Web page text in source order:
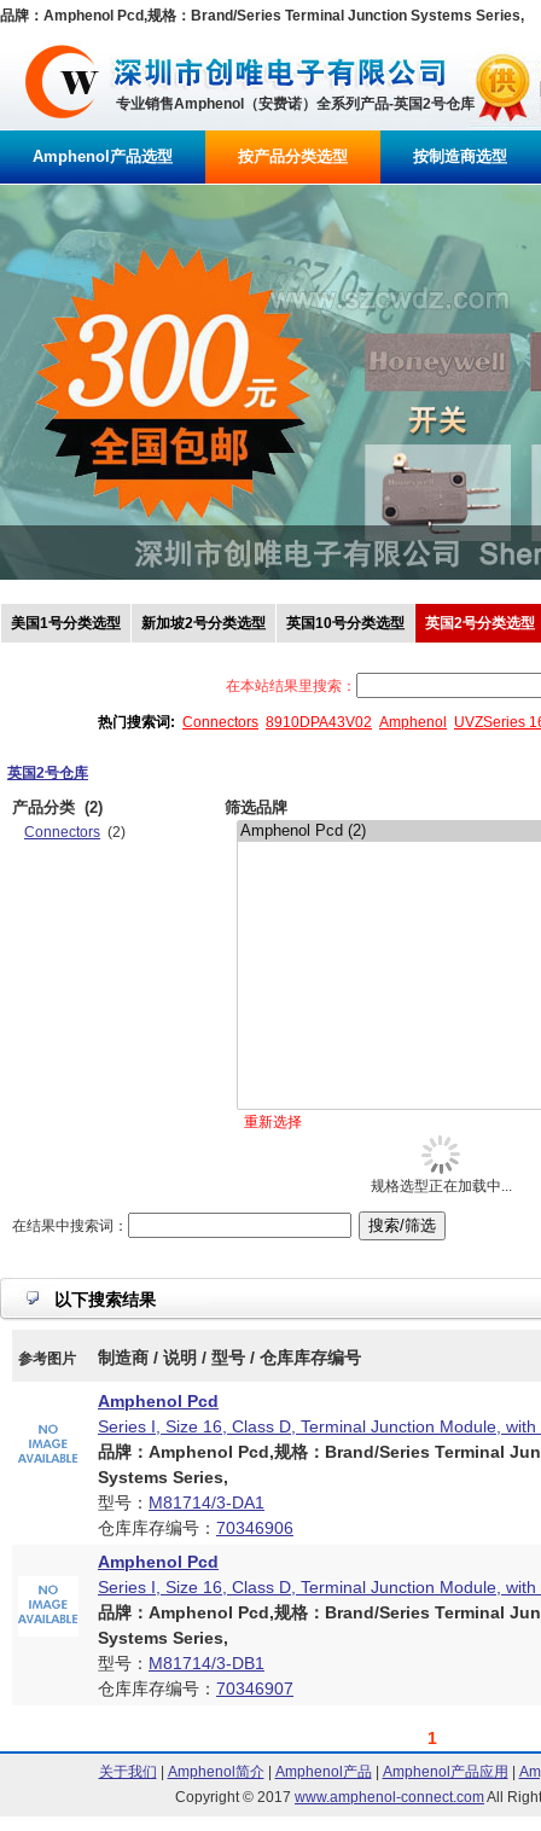
品牌：Amphenol Pcd,规格：Brand/Series Terminal Junction Systems Series,
专业销售Amphenol（安费诺）全系列产品-英国2号仓库
Amphenol产品选型 按产品分类选型 按制造商选型
美国1号分类选型 新加坡2号分类选型 英国10号分类选型 英国2号分类选型
在本站结果里搜索：
热门搜索词: Connectors 8910DPA43V02 Amphenol UVZSeries
英国2号仓库
产品分类 (2)
Connectors (2)
筛选品牌
重新选择
规格选型正在加载中...
在结果中搜索词：
以下搜索结果
参考图片 制造商 / 说明 / 型号 / 仓库库存编号
Amphenol Pcd
Series I, Size 16, Class D, Terminal Junction Module, with
品牌：Amphenol Pcd,规格：Brand/Series Terminal
Systems Series,
型号： M81714/3-DA1
仓库库存编号： 70346906
Amphenol Pcd
Series I, Size 16, Class D, Terminal Junction Module, with
品牌：Amphenol Pcd,规格：Brand/Series Terminal
Systems Series,
型号： M81714/3-DB1
仓库库存编号： 70346907
1
关于我们 Amphenol简介| Amphenol产品 Amphenol产品应用
Copyright © 2017 www.amphenol-connect.comAll